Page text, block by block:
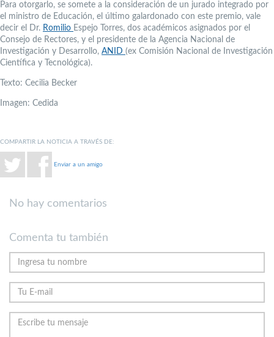
Para otorgarlo, se somete a la consideración de un jurado integrado por
el ministro de Educación, el último galardonado con este premio, vale
decir el Dr. Romilio Espejo Torres, dos académicos asignados por el
Consejo de Rectores, y el presidente de la Agencia Nacional de
Investigación y Desarrollo, ANID (ex Comisión Nacional de Investigación
Científica y Tecnológica).
Texto: Cecilia Becker
Imagen: Cedida
COMPARTIR LA NOTICIA A TRAVÉS DE:
Enviar a un amigo
No hay comentarios
Comenta tu también